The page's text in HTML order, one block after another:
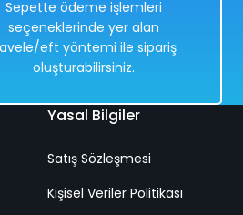
Hızlı
Teslimat
Kargo
Bedava
3+ Yaş Pro Scooter Açık
Sepette ödeme işlemleri
seçeneklerinde yer alan
eft yöntemi ile sipariş
oluşturabilirsiniz.
Yasal Bilgiler
Satış Sözleşmesi
Kişisel Veriler Politikası